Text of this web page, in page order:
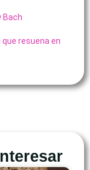
Bach
resuena en